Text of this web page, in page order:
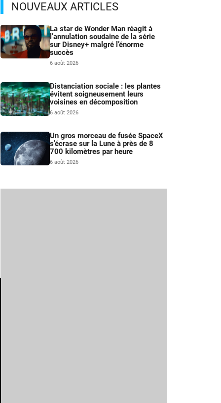
NOUVEAUX ARTICLES
La star de Wonder Man réagit à
l’annulation soudaine de la série
sur Disney+ malgré l’énorme
succès
6 août 2026
Distanciation sociale : les plantes
évitent soigneusement leurs
voisines en décomposition
6 août 2026
Un gros morceau de fusée SpaceX
s’écrase sur la Lune à près de 8
700 kilomètres par heure
6 août 2026